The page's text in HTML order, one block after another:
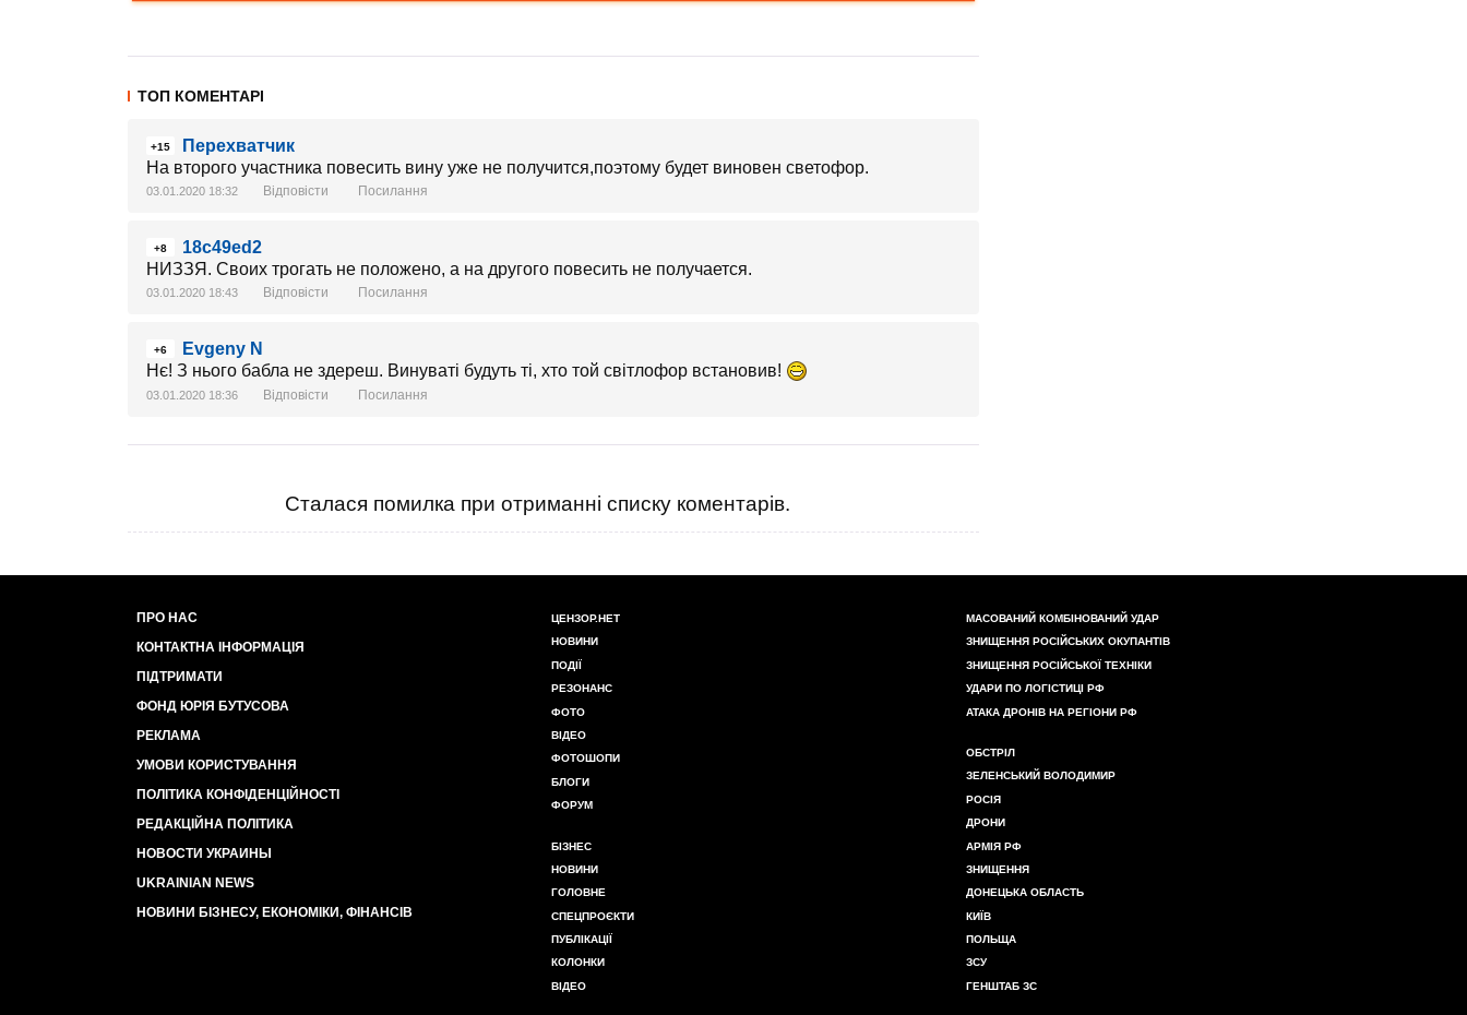
ТОП КОМЕНТАРІ
+15
Перехватчик
На второго участника повесить вину уже не получится,поэтому будет виновен светофор.
03.01.2020 18:32 Відповісти Посилання
+8
18c49ed2
НИЗЗЯ. Своих трогать не положено, а на другого повесить не получается.
03.01.2020 18:43 Відповісти Посилання
+6
Evgeny N
Нє! З нього бабла не здереш. Винуваті будуть ті, хто той світлофор встановив!
03.01.2020 18:36 Відповісти Посилання
Сталася помилка при отриманні списку коментарів.
ПРО НАС
КОНТАКТНА ІНФОРМАЦІЯ
ПІДТРИМАТИ
ФОНД ЮРІЯ БУТУСОВА
РЕКЛАМА
УМОВИ КОРИСТУВАННЯ
ПОЛІТИКА КОНФІДЕНЦІЙНОСТІ
РЕДАКЦІЙНА ПОЛІТИКА
НОВОСТИ УКРАИНЫ
UKRAINIAN NEWS
НОВИНИ БІЗНЕСУ, ЕКОНОМІКИ, ФІНАНСІВ
ЦЕНЗОР.НЕТ
НОВИНИ
ПОДІЇ
РЕЗОНАНС
ФОТО
ВІДЕО
ФОТОШОПИ
БЛОГИ
ФОРУМ
БІЗНЕС
НОВИНИ
ГОЛОВНЕ
СПЕЦПРОЄКТИ
ПУБЛІКАЦІЇ
КОЛОНКИ
ВІДЕО
МАСОВАНИЙ КОМБІНОВАНИЙ УДАР
ЗНИЩЕННЯ РОСІЙСЬКИХ ОКУПАНТІВ
ЗНИЩЕННЯ РОСІЙСЬКОЇ ТЕХНІКИ
УДАРИ ПО ЛОГІСТИЦІ РФ
АТАКА ДРОНІВ НА РЕГІОНИ РФ
ОБСТРІЛ
ЗЕЛЕНСЬКИЙ ВОЛОДИМИР
РОСІЯ
ДРОНИ
АРМІЯ РФ
ЗНИЩЕННЯ
ДОНЕЦЬКА ОБЛАСТЬ
КИЇВ
ПОЛЬЩА
ЗСУ
ГЕНШТАБ ЗС